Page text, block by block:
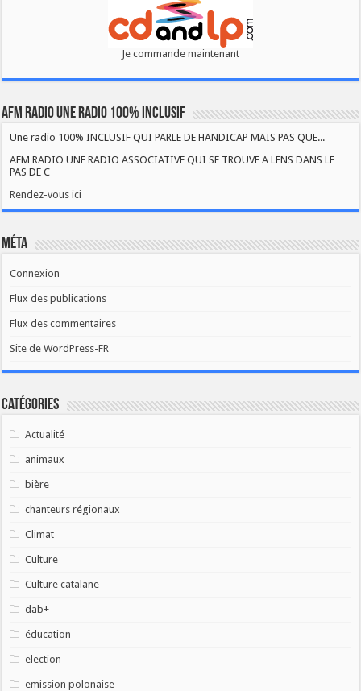
Je commande maintenant
AFM RADIO UNE RADIO 100% INCLUSIF
Une radio 100% INCLUSIF QUI PARLE DE HANDICAP MAIS PAS QUE...
AFM RADIO UNE RADIO ASSOCIATIVE QUI SE TROUVE A LENS DANS LE
PAS DE C
Rendez-vous ici
Méta
Connexion
Flux des publications
Flux des commentaires
Site de WordPress-FR
Catégories
Actualité
animaux
bière
chanteurs régionaux
Climat
Culture
Culture catalane
dab+
éducation
election
emission polonaise